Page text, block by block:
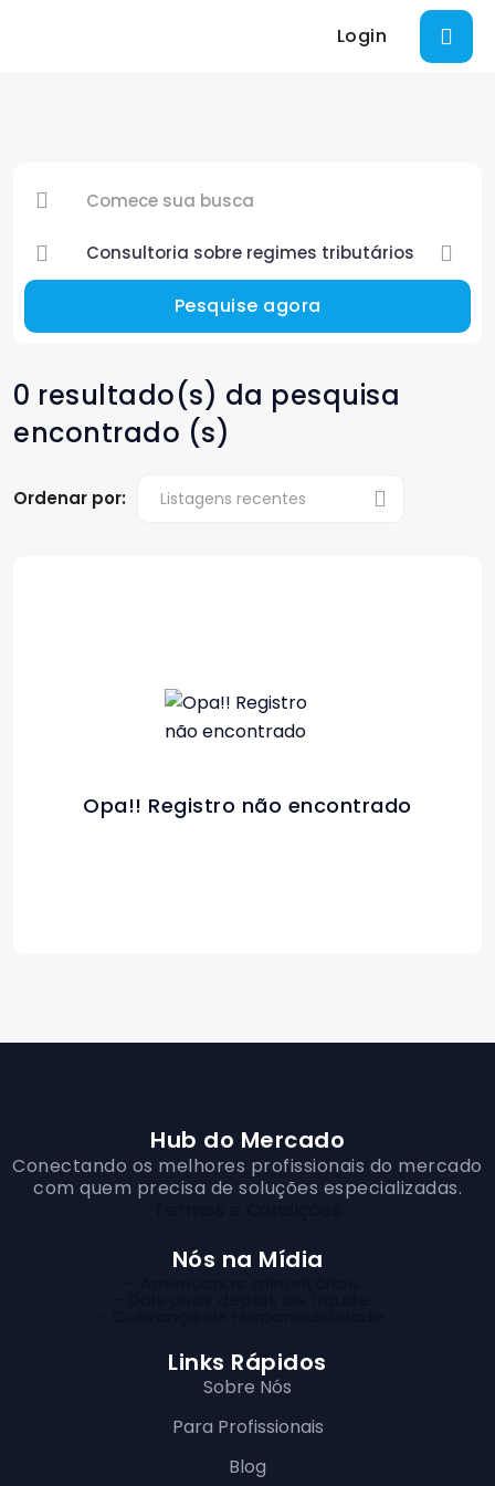
Login
Pesquise agora
0 resultado(s) da pesquisa
encontrado (s)
Ordenar por:
Opa!! Registro não encontrado
Hub do Mercado
Conectando os melhores profissionais do mercado
com quem precisa de soluções especializadas.
Nós na Mídia
Links Rápidos
Sobre Nós
Para Profissionais
Blog